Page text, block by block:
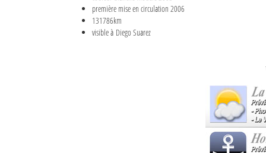
première mise en circulation 2006
131786km
visible à Diego Suarez